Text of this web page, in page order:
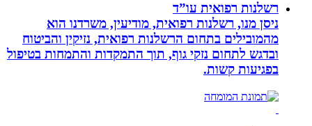
רשלנות רפואית עו”ד
ניסן מנו, רשלנות רפואית, מודיעין, משרדנו הוא
מהמובילים בתחום הרשלנות רפואית, נזיקין והביטוח
ובדגש לתחום נזקי גוף, תוך התמקדות והתמחות בטיפול
בפגיעות קשות.